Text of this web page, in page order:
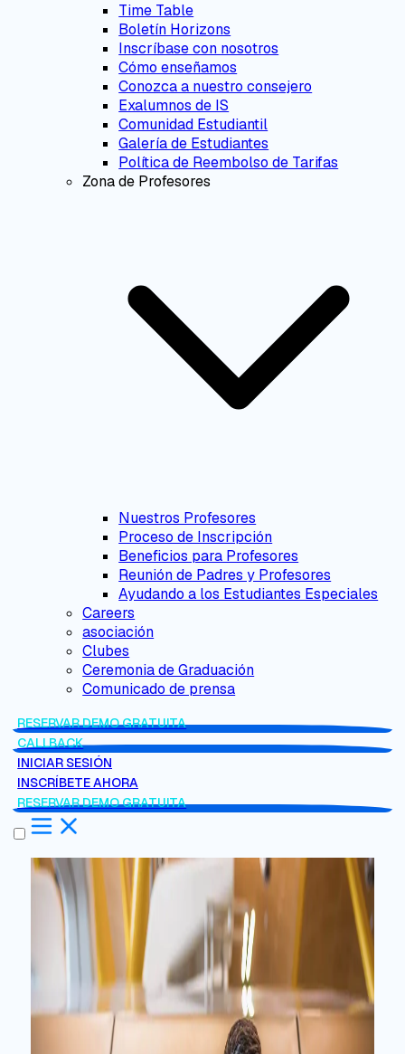
Time Table
Boletín Horizons
Inscríbase con nosotros
Cómo enseñamos
Conozca a nuestro consejero
Exalumnos de IS
Comunidad Estudiantil
Galería de Estudiantes
Política de Reembolso de Tarifas
Zona de Profesores
Nuestros Profesores
Proceso de Inscripción
Beneficios para Profesores
Reunión de Padres y Profesores
Ayudando a los Estudiantes Especiales
Careers
asociación
Clubes
Ceremonia de Graduación
Comunicado de prensa
RESERVAR DEMO GRATUITA
CALLBACK
INICIAR SESIÓN
INSCRÍBETE AHORA
RESERVAR DEMO GRATUITA